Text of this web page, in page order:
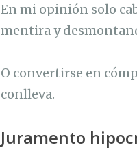
En mi opinión solo
mentira y
O convertirse en
conlleva.
Juramento